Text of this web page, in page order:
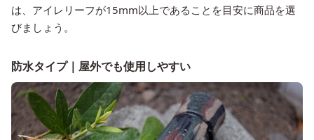
は、アイレリーフが15mm以上であることを目安に商品を選
びましょう。
防水タイプ｜屋外でも使用しやすい